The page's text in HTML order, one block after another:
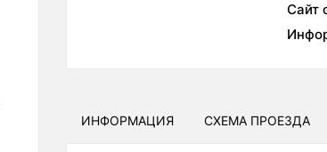
Сайт
ИНФОРМАЦИЯ СХЕМА ПРОЕЗДА